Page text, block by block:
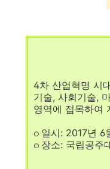
4차 산업혁명 시
기술, 사회기술,
영역에 접목하여
○ 일시: 2017년 6
○ 장소: 국립공주